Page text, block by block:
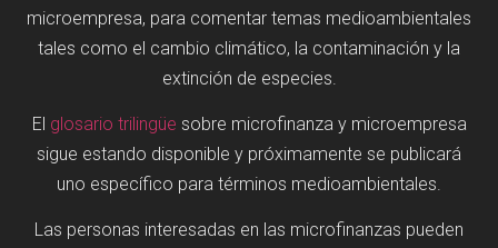
microempresa, para comentar temas medioambientales
tales como el cambio climático, la contaminación y la
extinción de especies.
El glosario trilingüe sobre microfinanza y microempresa
sigue estando disponible y próximamente se publicará
uno específico para términos medioambientales.
Las personas interesadas en las microfinanzas pueden